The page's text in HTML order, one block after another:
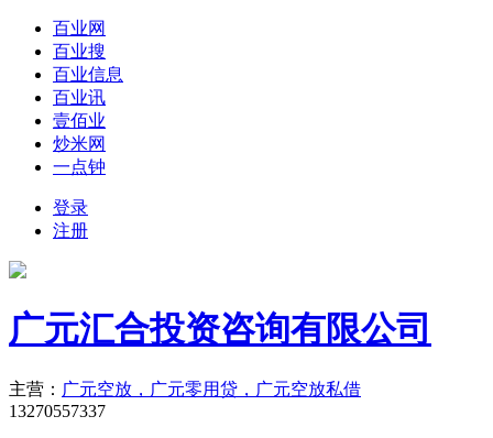
百业网
百业搜
百业信息
百业讯
壹佰业
炒米网
一点钟
登录
注册
广元汇合投资咨询有限公司
主营： 广元空放，广元零用贷，广元空放私借
13270557337